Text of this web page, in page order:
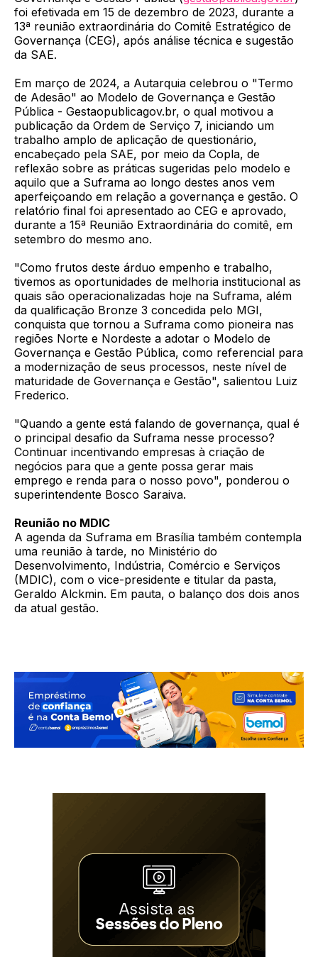
foi efetivada em 15 de dezembro de 2023, durante a
13ª reunião extraordinária do Comitê Estratégico de
Governança (CEG), após análise técnica e sugestão
da SAE.
Em março de 2024, a Autarquia celebrou o "Termo
de Adesão" ao Modelo de Governança e Gestão
Pública - Gestaopublicagov.br, o qual motivou a
publicação da Ordem de Serviço 7, iniciando um
trabalho amplo de aplicação de questionário,
encabeçado pela SAE, por meio da Copla, de
reflexão sobre as práticas sugeridas pelo modelo e
aquilo que a Suframa ao longo destes anos vem
aperfeiçoando em relação a governança e gestão. O
relatório final foi apresentado ao CEG e aprovado,
durante a 15ª Reunião Extraordinária do comitê, em
setembro do mesmo ano.
"Como frutos deste árduo empenho e trabalho,
tivemos as oportunidades de melhoria institucional as
quais são operacionalizadas hoje na Suframa, além
da qualificação Bronze 3 concedida pelo MGI,
conquista que tornou a Suframa como pioneira nas
regiões Norte e Nordeste a adotar o Modelo de
Governança e Gestão Pública, como referencial para
a modernização de seus processos, neste nível de
maturidade de Governança e Gestão", salientou Luiz
Frederico.
"Quando a gente está falando de governança, qual é
o principal desafio da Suframa nesse processo?
Continuar incentivando empresas à criação de
negócios para que a gente possa gerar mais
emprego e renda para o nosso povo", ponderou o
superintendente Bosco Saraiva.
Reunião no MDIC
A agenda da Suframa em Brasília também contempla
uma reunião à tarde, no Ministério do
Desenvolvimento, Indústria, Comércio e Serviços
(MDIC), com o vice-presidente e titular da pasta,
Geraldo Alckmin. Em pauta, o balanço dos dois anos
da atual gestão.